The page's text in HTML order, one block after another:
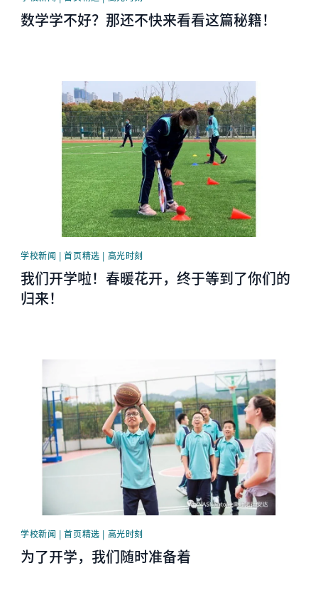
数学学不好？那还不快来看看这篇秘籍！
News image
学校新闻 | 首页精选 | 高光时刻
我们开学啦！春暖花开，终于等到了你们的
归来！
学校新闻 | 首页精选 | 高光时刻
为了开学，我们随时准备着